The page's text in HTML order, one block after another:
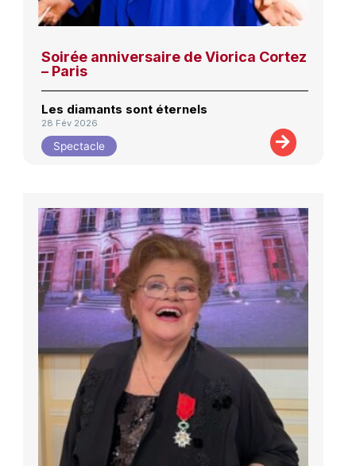
Soirée anniversaire de Viorica Cortez
– Paris
Les diamants sont éternels
28 Fév 2026
Spectacle